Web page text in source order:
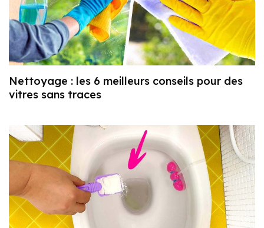
Nettoyage : les 6 meilleurs conseils pour des
vitres sans traces